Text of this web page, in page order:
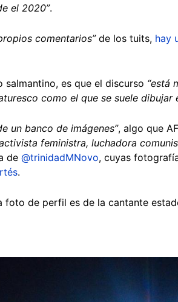
el 2020”.
comentarios”de los tuits, hay
es que el discurso “está
como el que se suele dibujar
un banco de imágenes”, algo que
feministra, luchadora
de @trinidadMNovo, cuyas
.
foto de perfil es de la cantante